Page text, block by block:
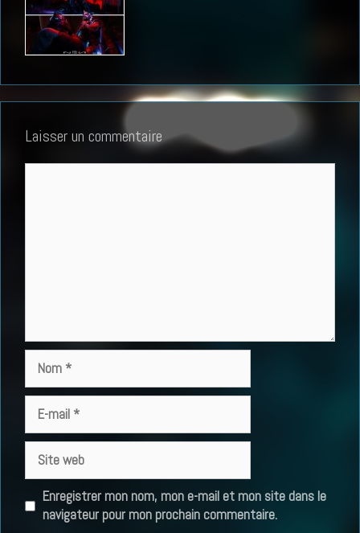
Laisser un commentaire
mail
web
Enregistrer mon nom, mon e-mail et mon site dans le
navigateur pour mon prochain commentaire.